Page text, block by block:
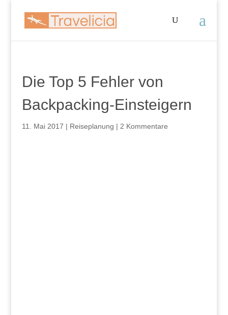
Die Top 5 Fehler von
Backpacking-Einsteigern
11. Mai 2017 | Reiseplanung | 2 Kommentare